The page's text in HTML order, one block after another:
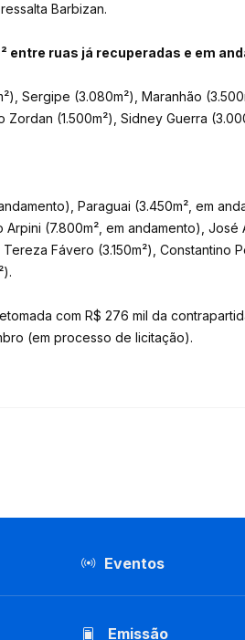
Barbizan.
entre ruas já recuperadas e em
Sergipe (3.080m²), Maranhão
Zordan (1.500m²), Sidney Guerra
Paraguai (3.450m², em
Arpini (7.800m², em andamento), José
Fávero (3.150m²), Constantino
com R$ 276 mil da
(em processo de licitação).
Eventos
Emissão